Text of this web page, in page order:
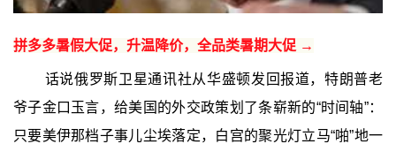
拼多多暑假大促，升温降价，全品类暑期大促 →
话说俄罗斯卫星通讯社从华盛顿发回报道，特朗普老
爷子金口玉言，给美国的外交政策划了条崭新的“时间轴”：
只要美伊那档子事儿尘埃落定，白宫的聚光灯立马“啪”地一